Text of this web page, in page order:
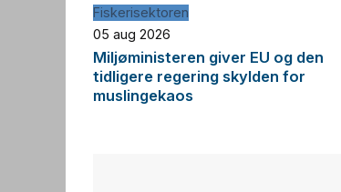
Fiskerisektoren
05 aug 2026
Miljøministeren giver EU og den
tidligere regering skylden for
muslingekaos